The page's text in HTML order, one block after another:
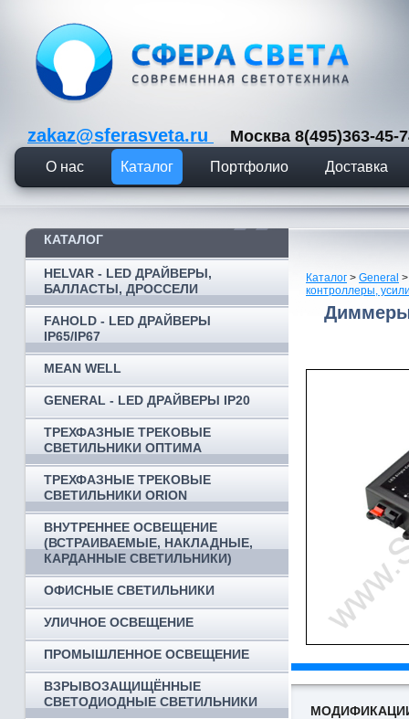
zakaz@sferasveta.ru Москва 8(495)363-
О нас Каталог Портфолио Доставка
КАТАЛОГ
HELVAR - LED ДРАЙВЕРЫ,
БАЛЛАСТЫ, ДРОССЕЛИ
FAHOLD - LED ДРАЙВЕРЫ
IP65/IP67
MEAN WELL
GENERAL - LED ДРАЙВЕРЫ IP20
ТРЕХФАЗНЫЕ ТРЕКОВЫЕ
СВЕТИЛЬНИКИ ОПТИМА
ТРЕХФАЗНЫЕ ТРЕКОВЫЕ
СВЕТИЛЬНИКИ ORION
ВНУТРЕННЕЕ ОСВЕЩЕНИЕ
(ВСТРАИВАЕМЫЕ, НАКЛАДНЫЕ,
КАРДАННЫЕ СВЕТИЛЬНИКИ)
ОФИСНЫЕ СВЕТИЛЬНИКИ
УЛИЧНОЕ ОСВЕЩЕНИЕ
ПРОМЫШЛЕННОЕ ОСВЕЩЕНИЕ
ВЗРЫВОЗАЩИЩЁННЫЕ
СВЕТОДИОДНЫЕ СВЕТИЛЬНИКИ
Каталог > General
контроллеры,